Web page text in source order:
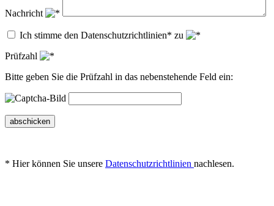
Nachricht
Ich stimme den Datenschutzrichtlinien* zu
Prüfzahl
Bitte geben Sie die Prüfzahl in das nebenstehende Feld ein:
abschicken
* Hier können Sie unsere Datenschutzrichtlinien nachlesen.